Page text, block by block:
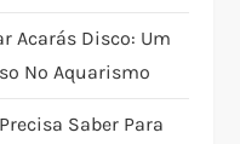
Acarás Disco: Um
No Aquarismo
Saber Para